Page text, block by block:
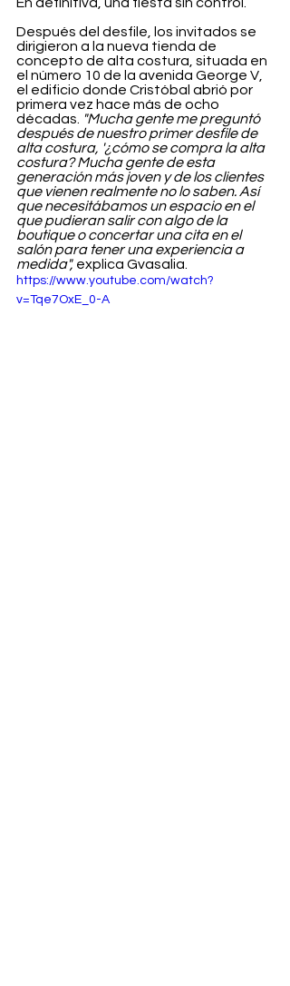
Después del desfile, los invitados se
dirigieron a la nueva tienda de
concepto de alta costura, situada en
el número 10 de la avenida George V,
el edificio donde Cristóbal abrió por
primera vez hace más de ocho
décadas.
"Mucha gente me preguntó
después de nuestro primer desfile de
alta costura, '¿cómo se compra la alta
costura? Mucha gente de esta
generación más joven y de los clientes
que vienen realmente no lo saben. Así
que necesitábamos un espacio en el
que pudieran salir con algo de la
boutique o concertar una cita en el
salón para tener una experiencia a
medida", explica Gvasalia.
https://www.youtube.com/watch?
v=Tqe7OxE_0-A